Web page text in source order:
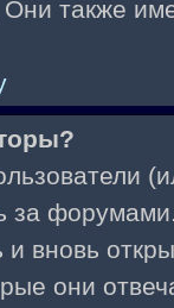
также
за
и вновь
они